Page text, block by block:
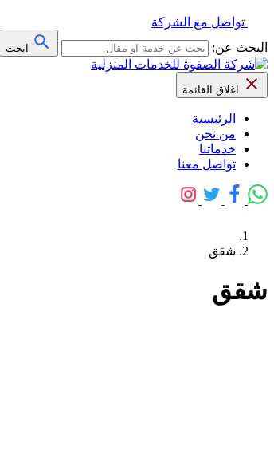
تواصل مع الشركة
البحث عن:
ابحث
اغلاق القائمة
الرئيسية
من نحن
خدماتنا
تواصل معنا
شقق
شقق